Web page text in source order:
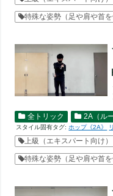
特殊な姿勢（足や肩や首
全トリック 2A（ル
スタイル固有タグ: ホップ《2A》
上級（エキスパート向け）
特殊な姿勢（足や肩や首